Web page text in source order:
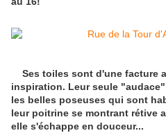
Ses toiles sont d'une facture
inspiration. Leur seule
les belles poseuses qui sont
leur poitrine se montrant rétive
elle s'échappe en douceur...